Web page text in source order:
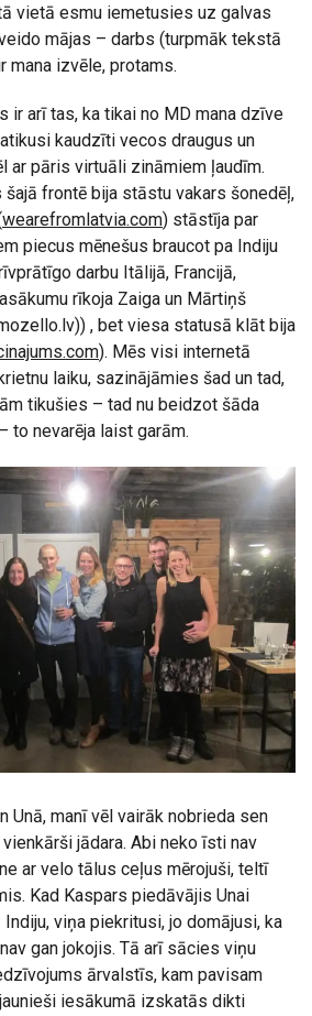
vietā esmu iemetusies uz galvas
mājas – darbs (turpmāk tekstā
mana izvēle, protams.
ir arī tas, ka tikai no MD mana dzīve
kaudzīti vecos draugus un
ar pāris virtuāli zināmiem ļaudīm.
frontē bija stāstu vakars šonedēļ,
wearefromlatvia.com) stāstīja par
piecus mēnešus braucot pa Indiju
darbu Itālijā, Francijā,
rīkoja Zaiga un Mārtiņš
, bet viesa statusā klāt bija
). Mēs visi internetā
laiku, sazinājāmies šad un tad,
tikušies – tad nu beidzot šāda
to nevarēja laist garām.
Unā, manī vēl vairāk nobrieda sen
jādara. Abi neko īsti nav
ar velo tālus ceļus mērojuši, teltī
Kad Kaspars piedāvājis Unai
viņa piekritusi, jo domājusi, ka
gan jokojis. Tā arī sācies viņu
ārvalstīs, kam pavisam
iesākumā izskatās dikti